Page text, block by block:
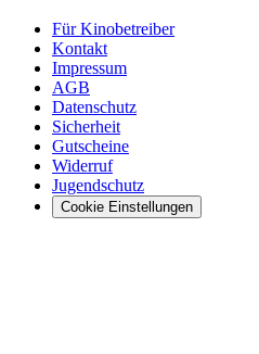
Für Kinobetreiber
Kontakt
Impressum
AGB
Datenschutz
Sicherheit
Gutscheine
Widerruf
Jugendschutz
Cookie Einstellungen